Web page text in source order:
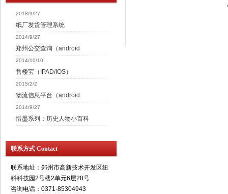
2018/9/27
纸厂发货管理系统
2014/9/27
郑州公交查询（android
2014/10/10
售楼宝（IPAD/IOS）
2015/2/2
物流信息平台（android
2014/9/27
惜墨系列：历史人物小百科
联系方式 Contact
联系地址：郑州市高新技术开发区纽
科科技园2号楼2单元6层28号
咨询电话：0371-85304943